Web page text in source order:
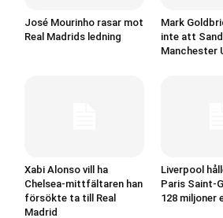
José Mourinho rasar mot
Real Madrids ledning
Mark
inte att
Manchester
Xabi Alonso vill ha
Chelsea-mittfältaren han
försökte ta till Real
Madrid
Liverpool
Paris Saint-
128 miljoner